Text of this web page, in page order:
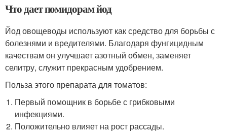
Что дает помидорам йод
Йод овощеводы используют как средство для борьбы с
болезнями и вредителями. Благодаря фунгицидным
качествам он улучшает азотный обмен, заменяет
селитру, служит прекрасным удобрением.
Польза этого препарата для томатов:
Первый помощник в борьбе с грибковыми
инфекциями.
Положительно влияет на рост рассады.